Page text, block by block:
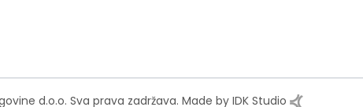
d.o.o. Sva prava zadržava. Made by IDK Studio